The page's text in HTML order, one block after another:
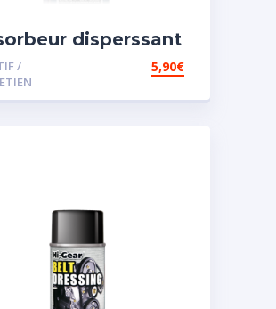
disperssant
pour carburant
/
5,90€